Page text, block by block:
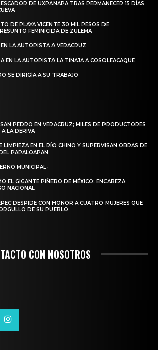
DE UXPANAPA TRAS PERMANECER 15 DÍAS
DE PLAYA VICENTE 30 MIL PESOS DE
FEMINICIDA DE ZULEMA
LA AUTOPISTA A VERACRUZ
EN LA AUTOPISTA LA TINAJA A COSOLEACAQUE
SE DIRIGÍA A SU TRABAJO
PEDRO EN VERACRUZ; MILES DE PRODUCTORES
LA DERIVA
LIMPIEZA EN EL RÍO CHINO Y SUPERVISAN OBRAS DE
PAPALOAPAN
MUNICIPAL-
EL GIGANTE PIÑERO DE MÉXICO; ENCABEZA
NACIONAL
DESPIDE CON HONOR A CUATRO MUJERES QUE
DE SU PUEBLO
CON NOSOTROS